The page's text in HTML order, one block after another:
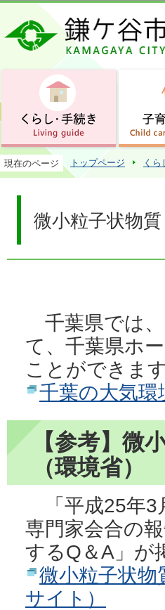
現在のページ トップページ くら
微小粒子状物
千葉県では、
て、千葉県ホ
ことができます
千葉の大気
【参考】微
（環境省）
「平成25年3
専門家会合の
するQ＆A」が
微小粒子状物
サイト）